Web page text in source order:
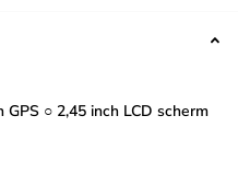
○ 2,45 inch LCD scherm